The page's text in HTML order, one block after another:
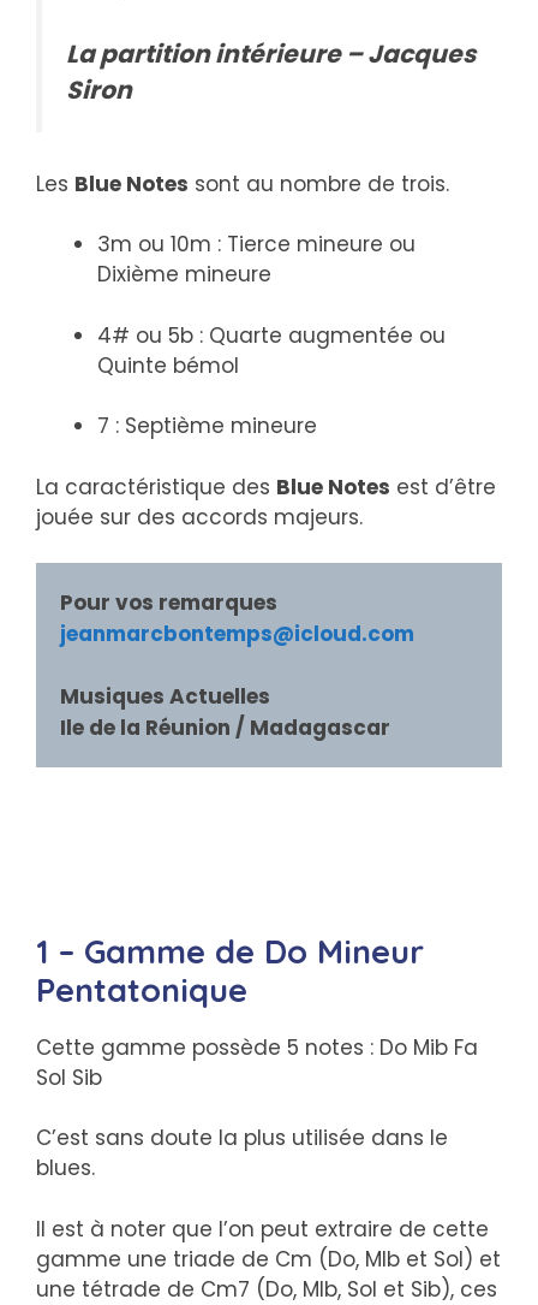
La partition intérieure – Jacques
Siron
Les Blue Notes sont au nombre de trois.
3m ou 10m : Tierce mineure ou
Dixième mineure
4# ou 5b : Quarte augmentée ou
Quinte bémol
7 : Septième mineure
La caractéristique des Blue Notes est d’être
jouée sur des accords majeurs.
Pour vos remarques
jeanmarcbontemps@icloud.com
Musiques Actuelles
Ile de la Réunion / Madagascar
1 – Gamme de Do Mineur
Pentatonique
Cette gamme possède 5 notes : Do Mib Fa
Sol Sib
C’est sans doute la plus utilisée dans le
blues.
Il est à noter que l’on peut extraire de cette
gamme une triade de Cm (Do, MIb et Sol) et
une tétrade de Cm7 (Do, MIb, Sol et Sib), ces